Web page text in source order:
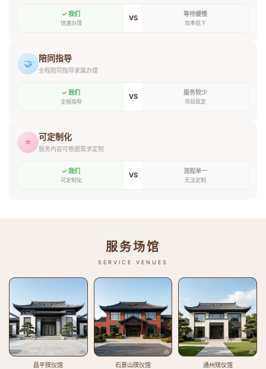
✓ 我们
快速办理
VS 等待缓慢
效率低下
🤝 陪同指导
全程陪同指导家属办理
✓ 我们
全程指导
VS 服务较少
项目既定
⭐ 可定制化
服务内容可根据需求定制
✓ 我们
可定制化
VS 流程单一
无法定制
服务场馆
SERVICE VENUES
昌平殡仪馆 石景山殡仪馆 通州殡仪馆